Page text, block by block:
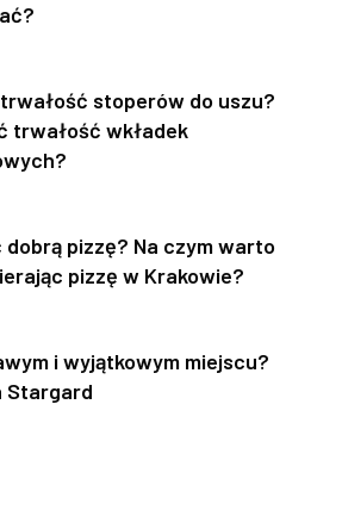
stoperów do uszu?
trwałość wkładek
pizzę? Na czym warto
pizzę w Krakowie?
i wyjątkowym miejscu?
Stargard